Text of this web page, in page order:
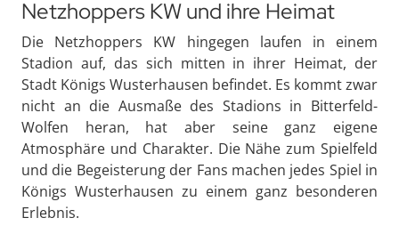
Netzhoppers KW und ihre Heimat
Die Netzhoppers KW hingegen laufen in einem
Stadion auf, das sich mitten in ihrer Heimat, der
Stadt Königs Wusterhausen befindet. Es kommt zwar
nicht an die Ausmaße des Stadions in Bitterfeld-
Wolfen heran, hat aber seine ganz eigene
Atmosphäre und Charakter. Die Nähe zum Spielfeld
und die Begeisterung der Fans machen jedes Spiel in
Königs Wusterhausen zu einem ganz besonderen
Erlebnis.